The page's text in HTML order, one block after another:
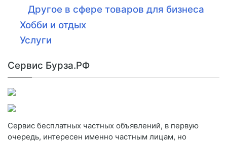
Другое в сфере товаров для бизнеса
Хобби и отдых
Услуги
Сервис Бурза.РФ
Сервис бесплатных частных объявлений, в первую
очередь, интересен именно частным лицам, но